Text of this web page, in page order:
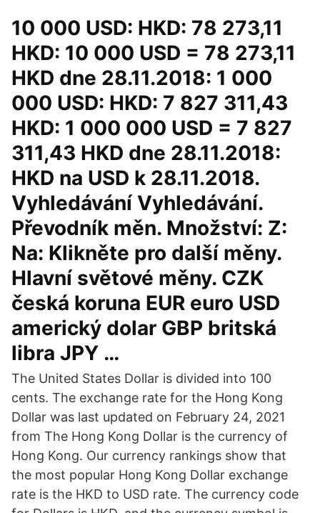
10 000 USD: HKD: 78 273,11
HKD: 10 000 USD = 78 273,11
HKD dne 28.11.2018: 1 000
000 USD: HKD: 7 827 311,43
HKD: 1 000 000 USD = 7 827
311,43 HKD dne 28.11.2018:
HKD na USD k 28.11.2018.
Vyhledávání Vyhledávání.
Převodník měn. Množství: Z:
Na: Klikněte pro další měny.
Hlavní světové měny. CZK
česká koruna EUR euro USD
americký dolar GBP britská
libra JPY …
The United States Dollar is divided into 100
cents. The exchange rate for the Hong Kong
Dollar was last updated on February 24, 2021
from The Hong Kong Dollar is the currency of
Hong Kong. Our currency rankings show that
the most popular Hong Kong Dollar exchange
rate is the HKD to USD rate. The currency code